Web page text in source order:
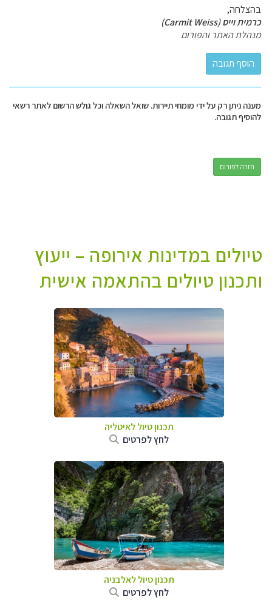
בהצלחה,
כרמית וייס (Carmit Weiss)
מנהלת האתר והפורום
מענה ניתן רק על ידי מומחי תיירות. שואל השאלה וכל גולש הרשום לאתר רשאי
להוסיף תגובה.
חזרה לפורום
טיולים במדינות אירופה – ייעוץ
ותכנון טיולים בהתאמה אישית
תכנון טיול לאיטליה
לחץ לפרטים
תכנון טיול לאלבניה
לחץ לפרטים